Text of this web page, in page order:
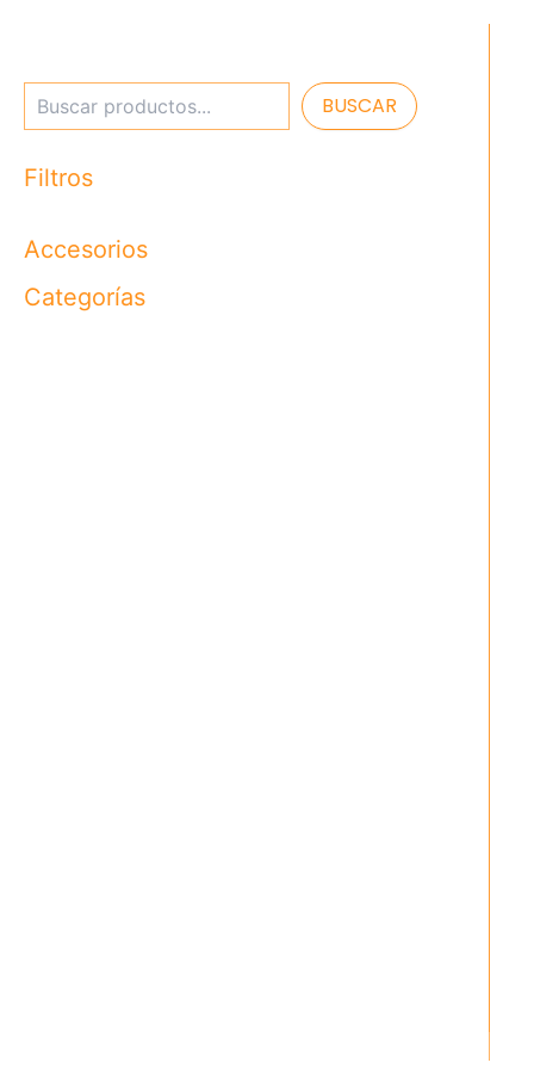
BUSCAR
Filtros
Accesorios
Categorías